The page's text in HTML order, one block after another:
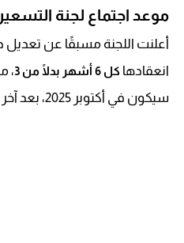
موعد اجتماع لجنة التسعير
أعلنت اللجنة مسبقًا عن تعديل
انعقادها كل 6 أشهر بدلًا من 3
،
سيكون في أكتوبر 2025، بعد آخر تعديل في أبريل الماضي.